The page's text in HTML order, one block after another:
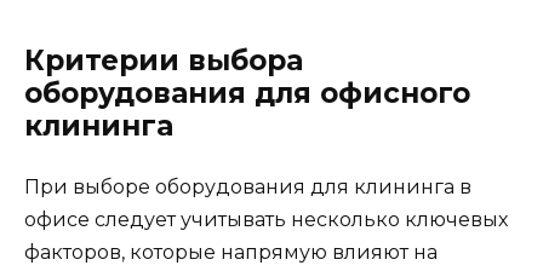
Критерии выбора
оборудования для офисного
клининга
При выборе оборудования для клининга в
офисе следует учитывать несколько ключевых
факторов, которые напрямую влияют на